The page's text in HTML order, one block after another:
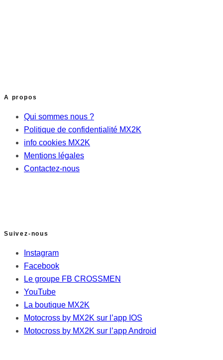
A propos
Qui sommes nous ?
Politique de confidentialité MX2K
info cookies MX2K
Mentions légales
Contactez-nous
Suivez-nous
Instagram
Facebook
Le groupe FB CROSSMEN
YouTube
La boutique MX2K
Motocross by MX2K sur l’app IOS
Motocross by MX2K sur l’app Android